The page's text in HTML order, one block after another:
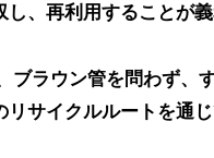
、再利用することが義
ブラウン管を問わず、
サイクルルートを通